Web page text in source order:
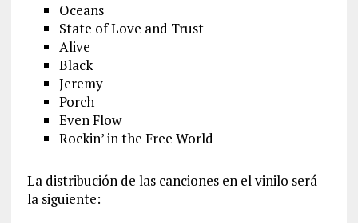
Oceans
State of Love and Trust
Alive
Black
Jeremy
Porch
Even Flow
Rockin’ in the Free World
La distribución de las canciones en el vinilo será
la siguiente: